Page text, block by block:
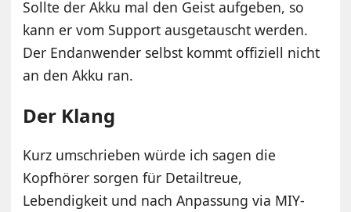
Sollte der Akku mal den Geist aufgeben, so
kann er vom Support ausgetauscht werden.
Der Endanwender selbst kommt offiziell nicht
an den Akku ran.
Der Klang
Kurz umschrieben würde ich sagen die
Kopfhörer sorgen für Detailtreue,
Lebendigkeit und nach Anpassung via MIY-